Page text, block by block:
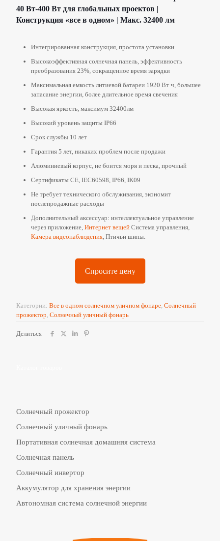
40 Вт-400 Вт для глобальных проектов |
Конструкция «все в одном» | Макс. 32400 лм
Интегрированная конструкция, простота установки
Высокоэффективная солнечная панель, эффективность
преобразования 23%, сокращенное время зарядки
Максимальная емкость литиевой батареи 1920 Вт·ч, большее
запасание энергии, более длительное время свечения
Высокая яркость, максимум 32400лм
Высокий уровень защиты IP66
Срок службы 10 лет
Гарантия 5 лет, никаких проблем после продажи
Алюминиевый корпус, не боится моря и песка, прочный
Сертификаты CE, IEC60598, IP66, IK09
Не требует технического обслуживания, экономит
послепродажные расходы
Дополнительный аксессуар: интеллектуальное управление
через приложение, Интернет вещей Система управления,
Камера видеонаблюдения, Птичьи шипы.
Спросите цену
Категории: Все в одном солнечном уличном фонаре, Солнечный
прожектор, Солнечный уличный фонарь
Делиться
Солнечный прожектор
Солнечный уличный фонарь
Портативная солнечная домашняя система
Солнечная панель
Солнечный инвертор
Аккумулятор для хранения энергии
Автономная система солнечной энергии